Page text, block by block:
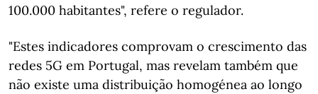
100.000 habitantes", refere o regulador.
"Estes indicadores comprovam o crescimento das
redes 5G em Portugal, mas revelam também que
não existe uma distribuição homogénea ao longo